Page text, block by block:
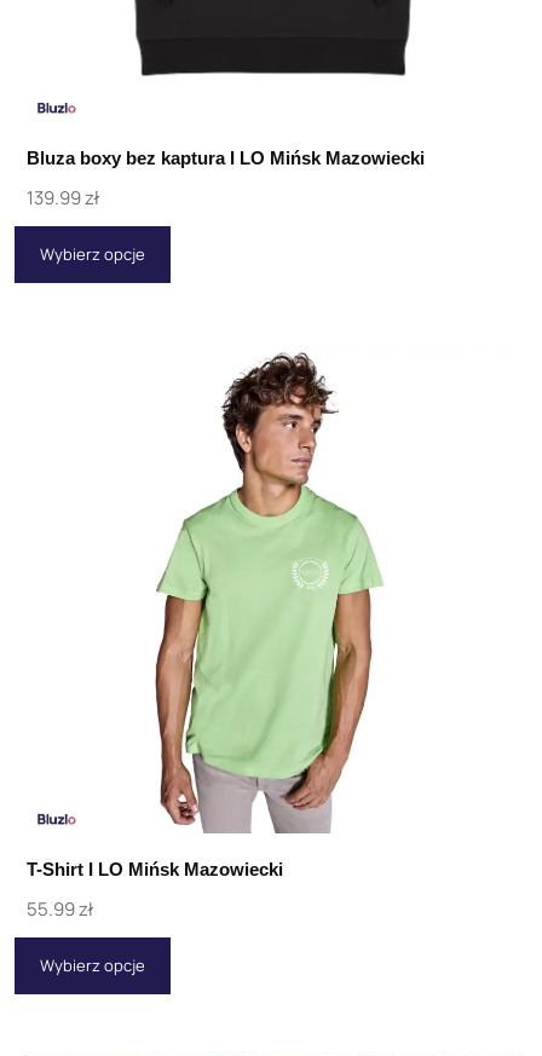
Bluza boxy bez kaptura I LO Mińsk Mazowiecki
139.99zł
Wybierz opcje
T-Shirt I LO Mińsk Mazowiecki
55.99zł
Wybierz opcje